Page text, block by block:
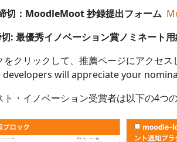
replies: 0
切：MoodleMoot 抄録提出フォーム
: 最優秀イノベーション賞ノミネート用
をクリックして、推薦ページにアクセ
developers will appreciate your
ト・イノベーション受賞者は以下の4